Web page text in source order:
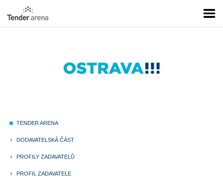
fiber_manual_record TENDER ARENA
keyboard_arrow_right DODAVATELSKÁ ČÁST
keyboard_arrow_right PROFILY ZADAVATELŮ
keyboard_arrow_right PROFIL ZADAVATELE